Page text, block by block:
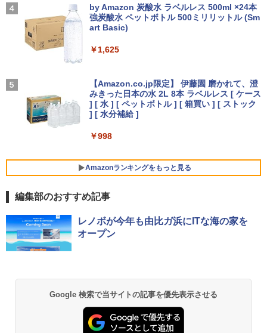
付きノートパソコン 初心者向け Window
s11 初期設定済 Webカメラ zoom 日本語
キーボード 14.1型 Intel Celeron メモリ
ジネス 大学生 プレゼント 学生向け
【2026年最新モデル】ノートパソコン 新
品ホワイト Office搭載 Win11 Pro 初期
設定済 Intel Pentium 高速CPU メモリ16
GB SSD最大512GB 15.6型 FHD液晶 テ
tooth Wi-Fi 超軽量 薄型 在宅勤務 テレワ
ーク ・初心者向け ノートPC 白ncs215y
￥45,800
5
ノートパソコン Office付き 新品 初心者
ore 10キー付 Webカメラ zoom 指紋認
証 大容量バッテリー 日本語キーボードフ
ィルム テレワーク 学生向け
￥54,800
￥189,800
ズ F77 27型 / Core i7-1260P / メモリ 16
GB / SSD 1TB / Windows 11 / 2024 Offi
ce付き
【★20%OFF】MINISFORUM MS-S1 M
ax ミニPC AMD Ryzen Al Max+ 395 /Ra
MI ・2 х USB4・2 х USB4 V2 /2 х 10Gb
￥565,999
IPS105FHDPR
￥14,440
元！】ゲーミングモニター 27インチモニ
ター 液晶ディスプレイ WQHD (2560x14
40) Fast IPS 200Hz 1ms(MPRT) 124%s
RGB 低ブルーライトフリッカーフリーFr
eeSync & G-Sync対応高輝度400cd/m²
PS5対応HDMI×2 DP×1.4 KTC H27T22C
3年保証
￥23,731
グスタンド) GigaCrysta KH-GD243UDB
-F ［23.8型 / フルHD(1920×1080) / ワイ
ド / 240Hz］ ブラック
ベル9999の仲間達を手に入れて元パーテ
ィーメンバーと世界に復讐＆『ざま
ぁ！』します！【電子書籍】
￥792
追放された転生重騎士はゲーム知識で無
双する（14） 【電子書籍】[ 猫子 ]
レスイヤホン bluetooth イヤホン V12 小型
軽量 ブルートゥースHi-Fi 最大36時間再生 ぶ
るーとゅーす コードレス ENCノイズキャン
付き 防水 タッチ式音量調整 スポーツ/通勤/通
￥1,964
Xiaomi シャオミ REDMI Buds 8 Lite ワイヤ
リング ANC 36時間再生
￥250
￥250
by Amazon 炭酸水 ラベルレス 500ml ×24本
強炭酸水 ペットボトル 500ミリリットル (Sm
art Basic)
￥1,625
【Amazon.co.jp限定】 伊藤園 磨かれて、澄
みきった日本の水 2L 8本 ラベルレス [ ケース
] [ 水 ] [ ペットボトル ] [ 箱買い ] [ ストック
] [ 水分補給 ]
￥998
Amazonランキングをもっと見る
薬屋のひとりごと 17巻 (デジタル版ビッグガ
ンガンコミックス)
ONE PIECE モノクロ版 115 (ジャンプコミッ
￥594
編集部のおすすめ記事
レノボが今年も由比ガ浜にITな海の家を
オープン
Google 検索で当サイトの記事を優先表示させる